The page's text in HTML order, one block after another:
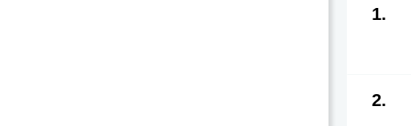
1.
2.